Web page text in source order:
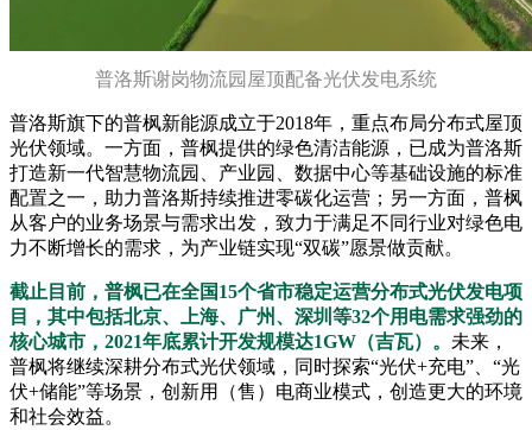
普洛斯谢岗物流园屋顶配备光伏发电系统
普洛斯旗下的普枫新能源成立于2018年，重点布局分布式屋顶
光伏领域。一方面，普枫提供的绿色清洁能源，已成为普洛斯
打造新一代智慧物流园、产业园、数据中心等基础设施的标准
配置之一，助力普洛斯持续推进零碳化运营；另一方面，普枫
从客户的业务场景与需求出发，致力于满足不同行业对绿色电
力不断增长的需求，为产业链实现“双碳”愿景做贡献。
截止目前，普枫已在全国15个省市稳定运营分布式光伏发电项
目，其中包括北京、上海、广州、深圳等32个用电需求强劲的
核心城市，2021年底累计开发规模达1GW（吉瓦）。 未来，
普枫将继续深耕分布式光伏领域，同时探索“光伏+充电”、“光
伏+储能”等场景，创新用（售）电商业模式，创造更大的环境
和社会效益。